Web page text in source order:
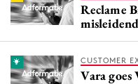
Reclame
misleidend
CUSTOMER
Vara goes